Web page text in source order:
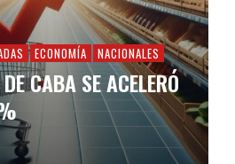
ECONOMÍA NACIONALES
CABA SE ACELERÓ